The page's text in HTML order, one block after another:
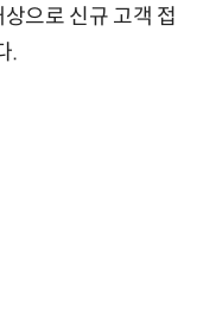
으로 신규 고객 접
.